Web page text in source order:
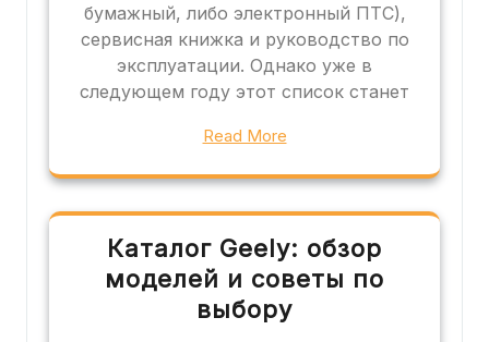
бумажный, либо электронный ПТС),
сервисная книжка и руководство по
эксплуатации. Однако уже в
следующем году этот список станет
Read More
Каталог Geely: обзор
моделей и советы по
выбору